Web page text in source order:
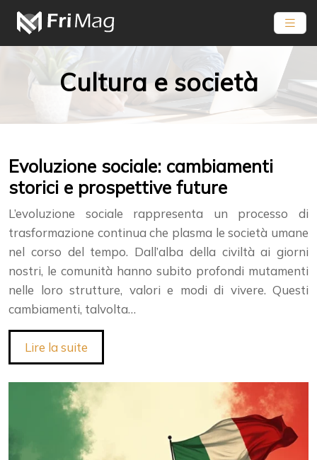
Cultura e società
Evoluzione sociale: cambiamenti
storici e prospettive future
L’evoluzione sociale rappresenta un processo di
trasformazione continua che plasma le società umane
nel corso del tempo. Dall’alba della civiltà ai giorni
nostri, le comunità hanno subito profondi mutamenti
nelle loro strutture, valori e modi di vivere. Questi
cambiamenti, talvolta…
Lire la suite